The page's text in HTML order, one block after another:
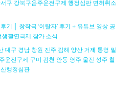
구 강북구음주운전구제 행정심판 면허취소
기 │ 창작극 ‘이탈자’ 후기 + 유튜브 영상 공
활연극제 참가 소식
대구 경남 창원 진주 김해 양산 거제 통영 밀
운전구제 구미 김천 안동 영주 울진 성주 칠
행정심판